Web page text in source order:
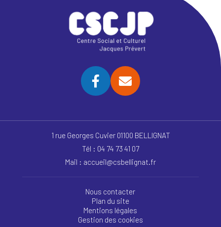
1 rue Georges Cuvier 01100 BELLIGNAT
Tél : 04 74 73 41 07
Mail : accueil@csbellignat.fr
Nous contacter
Plan du site
Mentions légales
Gestion des cookies